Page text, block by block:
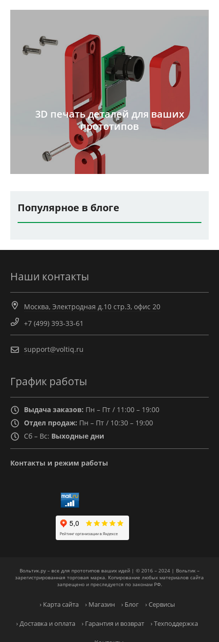
3D печать деталей для ваших
прототипов
Популярное в блоге
Наши контакты
Москва, Электродная д.10 стр.3, офис 20
+7 (499) 393-33-61
support@voltiq.ru
График работы
Выдача заказов: Пн – Пт / 11:00 – 19:00
Отдел продаж: Пн – Пт / 10:30 – 19:00
Сб – Вс: Выходные дни
Контакты и режим работы
Вольтик.ру – все для прототипов ваших идей | © 2016 – 2024 | Вольтик –
зарегистрированная торговая марка. Копирование любых материалов сайта
запрещено и преследуется по законам РФ.
› Карта сайта › Магазин › Блог › Сервисы
› Доставка и оплата › Гарантия и возврат › Техподдержка